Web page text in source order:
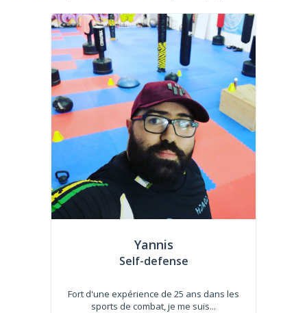
Yannis
Self-defense
Fort d'une expérience de 25 ans dans les
sports de combat, je me suis...